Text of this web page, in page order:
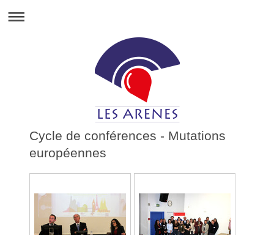
Cycle de conférences - Mutations
européennes